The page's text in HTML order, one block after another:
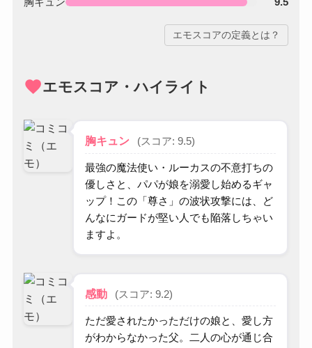
エモスコアの定義とは？
favoriteエモスコア・ハイライト
胸キュン (スコア: 9.5)
最強の魔法使い・ルーカスの不意打ちの
優しさと、パパが娘を溺愛し始めるギャ
ップ！この「尊さ」の波状攻撃には、ど
んなにガードが堅い人でも陥落しちゃい
ますよ。
感動 (スコア: 9.2)
ただ愛されたかっただけの娘と、愛し方
がわからなかった父。二人の心が通じ合